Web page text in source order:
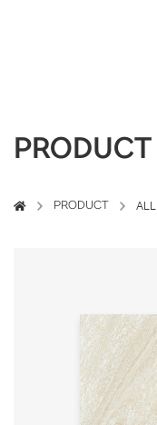
PRODUCT
PRODUCT ALL